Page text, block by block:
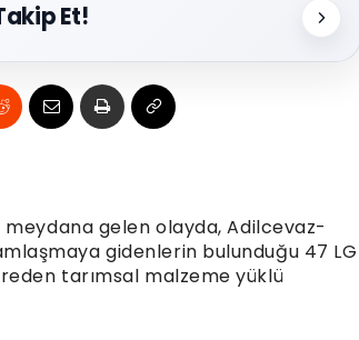
Et!
gelen olayda, Adilcevaz-
gidenlerin bulunduğu 47 LG
tarımsal malzeme yüklü